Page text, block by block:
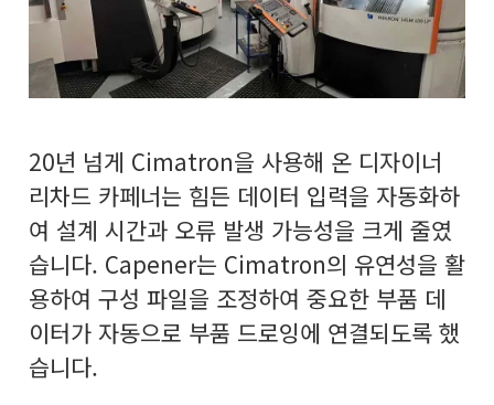
20년 넘게 Cimatron을 사용해 온 디자이너
리차드 카페너는 힘든 데이터 입력을 자동화하
여 설계 시간과 오류 발생 가능성을 크게 줄였
습니다. Capener는 Cimatron의 유연성을 활
용하여 구성 파일을 조정하여 중요한 부품 데
이터가 자동으로 부품 드로잉에 연결되도록 했
습니다.